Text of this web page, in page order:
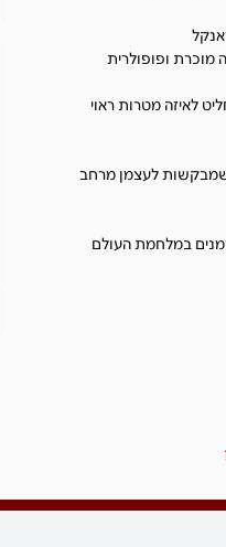
ופופולרית
לאיזה מטרות ראוי
שמבקשות לעצמן מרחב
במלחמת העולם